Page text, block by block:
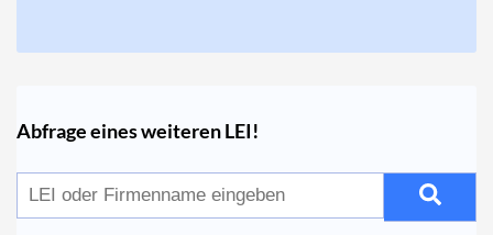
Abfrage eines weiteren LEI!